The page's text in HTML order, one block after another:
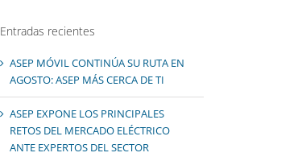
Entradas recientes
ASEP MÓVIL CONTINÚA SU RUTA EN
AGOSTO: ASEP MÁS CERCA DE TI
ASEP EXPONE LOS PRINCIPALES
RETOS DEL MERCADO ELÉCTRICO
ANTE EXPERTOS DEL SECTOR